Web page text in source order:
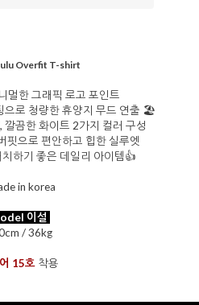
Overfit T-shirt
멀한 그래픽 로고 포인트
으로 청량한 휴양지 무드 연출 🏖️
깔끔한 화이트 2가지 컬러 구성
핏으로 편안하고 힙한 실루엣
하기 좋은 데일리 아이템👍
in korea
이설
/ 36kg
15호 착용